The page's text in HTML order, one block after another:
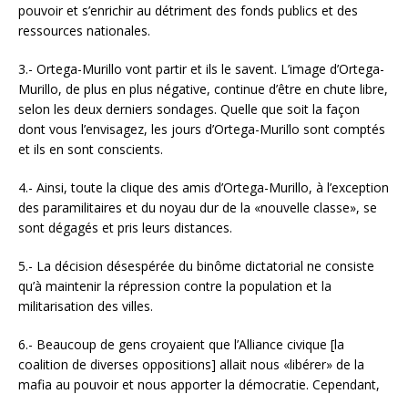
pouvoir et s’enrichir au détriment des fonds publics et des
ressources nationales.
3.- Ortega-Murillo vont partir et ils le savent. L’image d’Ortega-
Murillo, de plus en plus négative, continue d’être en chute libre,
selon les deux derniers sondages. Quelle que soit la façon
dont vous l’envisagez, les jours d’Ortega-Murillo sont comptés
et ils en sont conscients.
4.- Ainsi, toute la clique des amis d’Ortega-Murillo, à l’exception
des paramilitaires et du noyau dur de la «nouvelle classe», se
sont dégagés et pris leurs distances.
5.- La décision désespérée du binôme dictatorial ne consiste
qu’à maintenir la répression contre la population et la
militarisation des villes.
6.- Beaucoup de gens croyaient que l’Alliance civique [la
coalition de diverses oppositions] allait nous «libérer» de la
mafia au pouvoir et nous apporter la démocratie. Cependant,